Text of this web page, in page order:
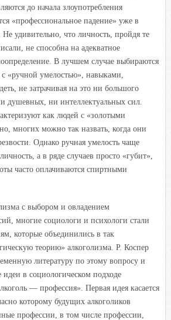
до начала злоупотребления
«профессиональное падение» уже в
Не удивительно, что личность, пройдя те
не способна на адекватное
В лучшем случае выбираются
«ручной умелостью», навыками,
не затрачивая на это ни большого
душевных, ни интеллектуальных сил.
как людей с «золотыми
многих можно так назвать, когда они
Однако ручная умелость чаще
а в ряде случаев просто «губит»,
часто оплачиваются спиртными
с выбором и овладением
многие социологи и психологи стали
которые объединились в так
теорию» алкоголизма. Р. Коспер
литературу по этому вопросу и
в социологическом подходе
— профессия». Первая идея касается
которому будущих алкоголиков
профессии, в том числе профессии,